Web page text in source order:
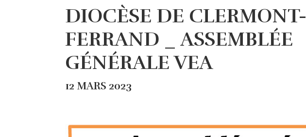
DIOCÈSE DE CLERMONT-
FERRAND _ ASSEMBLÉE
GÉNÉRALE VEA
12 MARS 2023